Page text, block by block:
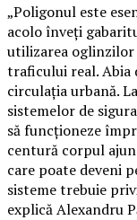
„Poligonul este
acolo înveți
utilizarea oglinzilor
traficului real. Abia
circulația urbană.
sistemelor de
să funcționeze
centură corpul
care poate deveni
sisteme trebuie
explică Alexandru